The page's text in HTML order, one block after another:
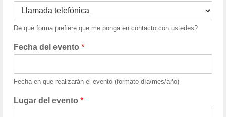
De qué forma prefiere que me ponga en contacto con ustedes?
Fecha del evento *
Fecha en que realizarán el evento (formato día/mes/año)
Lugar del evento *